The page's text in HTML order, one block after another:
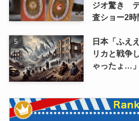
ジオ驚き
査ショー2時
日本「ふえ
リカと戦争
ゃったょ…